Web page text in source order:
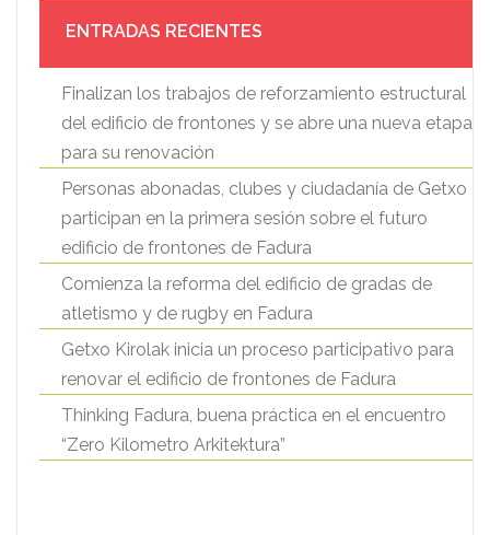
ENTRADAS RECIENTES
Finalizan los trabajos de reforzamiento estructural
del edificio de frontones y se abre una nueva etapa
para su renovación
Personas abonadas, clubes y ciudadanía de Getxo
participan en la primera sesión sobre el futuro
edificio de frontones de Fadura
Comienza la reforma del edificio de gradas de
atletismo y de rugby en Fadura
Getxo Kirolak inicia un proceso participativo para
renovar el edificio de frontones de Fadura
Thinking Fadura, buena práctica en el encuentro
“Zero Kilometro Arkitektura”